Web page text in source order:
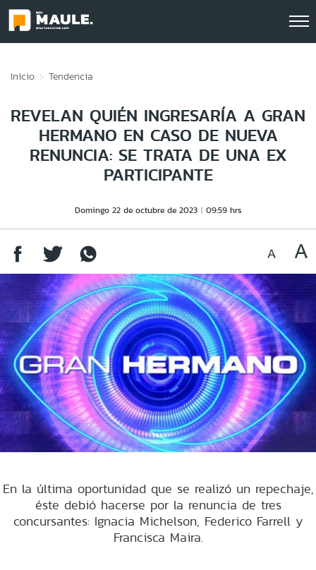
Inicio Tendencia
REVELAN QUIÉN INGRESARÍA A GRAN
HERMANO EN CASO DE NUEVA
RENUNCIA: SE TRATA DE UNA EX
PARTICIPANTE
Domingo 22 de octubre de 2023 09:59 hrs
En la última oportunidad que se realizó un repechaje,
éste debió hacerse por la renuncia de tres
concursantes: Ignacia Michelson, Federico Farrell y
Francisca Maira.